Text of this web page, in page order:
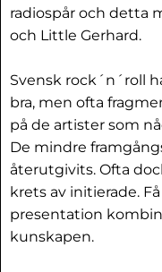
radiospår och detta
och Little Gerhard.
Svensk rock´n´roll
bra, men ofta
på de artister som
De mindre
återutgivits. Ofta
krets av initierade.
presentation
kunskapen.